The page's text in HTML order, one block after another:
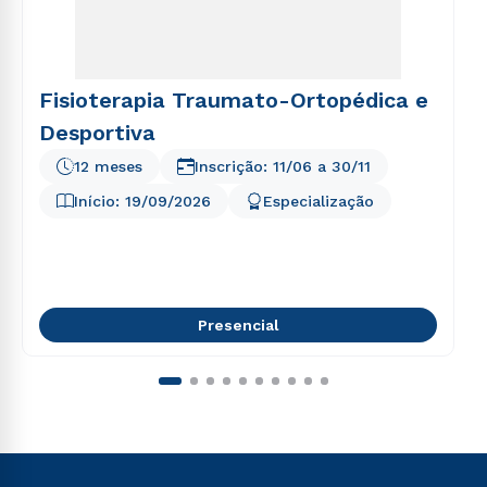
Fisioterapia Traumato-Ortopédica e
Desportiva
Início: 19/09/2026
12 meses
Especialização
Inscrição: 11/06 a 30/11
Presencial